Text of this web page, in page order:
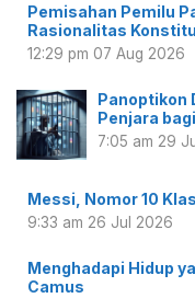
Pemisahan Pemilu
Rasionalitas
12:29 pm 07 Aug 2026
Panoptikon
Penjara
7:05 am 29
Messi, Nomor 10
9:33 am 26 Jul 2026
Menghadapi Hidup
Camus